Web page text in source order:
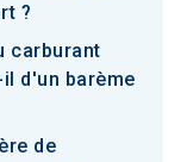
?
carburant
d'un barème
de